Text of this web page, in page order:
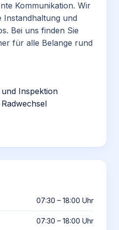
Kommunikation. Wir
Instandhaltung und
Bei uns finden Sie
für alle Belange rund
Inspektion
07:30 – 18:00 Uhr
07:30 – 18:00 Uhr